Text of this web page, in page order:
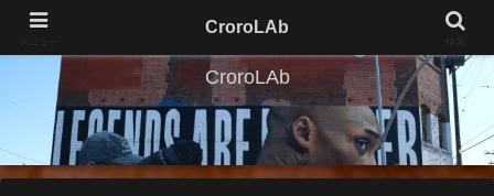
CroroLAb
CroroLAb